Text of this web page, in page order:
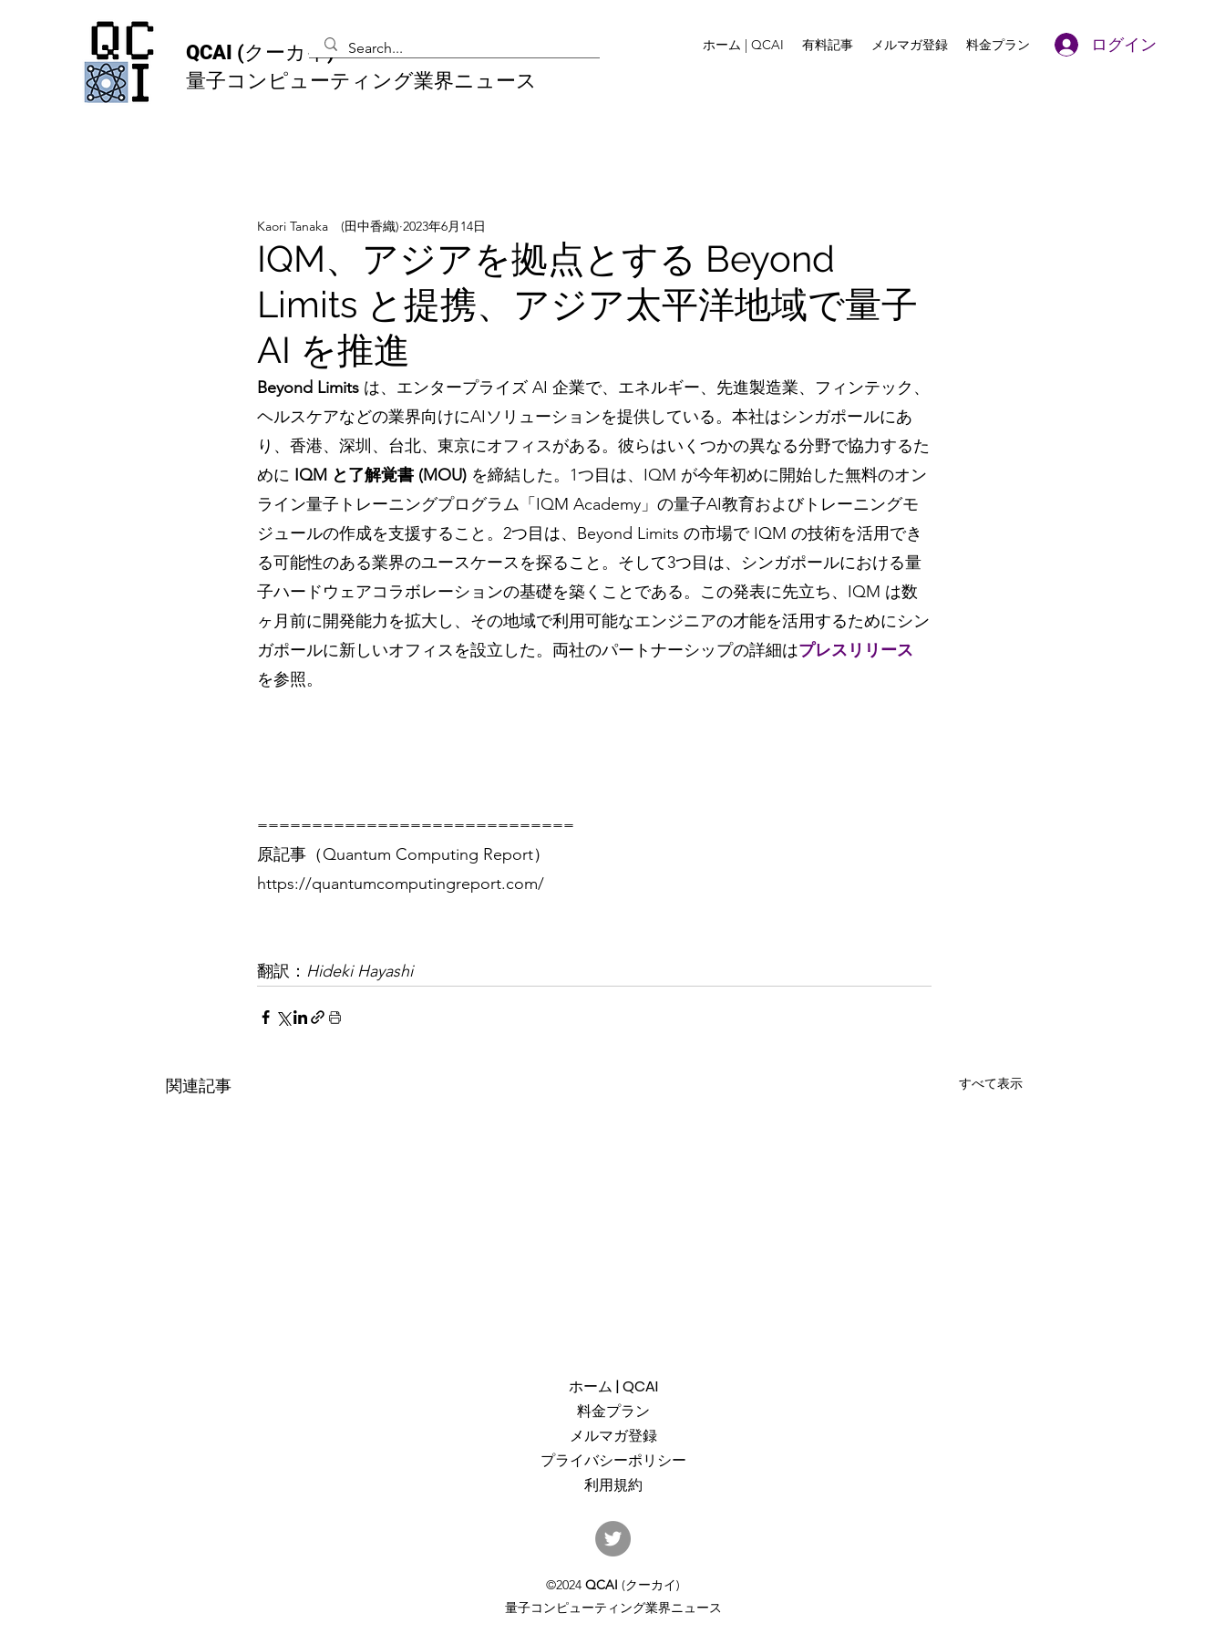
QCAI (クーカイ)
量子コンピューティング業界ニュース
ホーム | QCAI 有料記事 メルマガ登録 料金プラン ログイン
IQM、アジアを拠点とする Beyond
Limits と提携、アジア太平洋地域で量子
AI を推進
Kaori Tanaka (田中香織) 2023年6月14日
Beyond Limits は、エンタープライズ AI 企業で、エネルギー、先進製造業、フィンテック、
ヘルスケアなどの業界向けにAIソリューションを提供している。本社はシンガポールにあ
り、香港、深圳、台北、東京にオフィスがある。彼らはいくつかの異なる分野で協力するた
めに IQM と了解覚書 (MOU) を締結した。1つ目は、IQM が今年初めに開始した無料のオン
ライン量子トレーニングプログラム「IQM Academy」の量子AI教育およびトレーニングモ
ジュールの作成を支援すること。2つ目は、Beyond Limits の市場で IQM の技術を活用でき
る可能性のある業界のユースケースを探ること。そして3つ目は、シンガポールにおける量
子ハードウェアコラボレーションの基礎を築くことである。この発表に先立ち、IQM は数
ヶ月前に開発能力を拡大し、その地域で利用可能なエンジニアの才能を活用するためにシン
ガポールに新しいオフィスを設立した。両社のパートナーシップの詳細はプレスリリース
を参照。
=============================
原記事（Quantum Computing Report）
https://quantumcomputingreport.com/
翻訳： Hideki Hayashi
関連記事 すべて表示
産総研のG-QuATに冷却原子
(中性原子)方式の米国QuEra社
億円（4,100万米ドル）。設置
するのは256量子ビットの第2
ホーム | QCAI
料金プラン
メルマガ登録
プライバシーポリシー
利用規約
©2024 QCAI (クーカイ)
量子コンピューティング業界ニュース